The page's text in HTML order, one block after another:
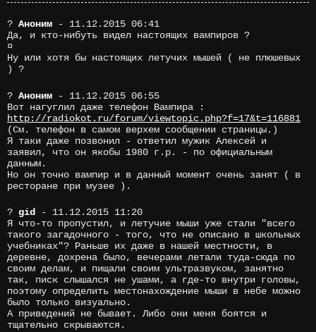
? Аноним - 11.12.2015 06:41
Да, и кто-нибуть видел настоящих вампиров ?
¤
Ну или хотя бы настоящих летучих мышей ( не плюшевых
) ?
? Аноним - 11.12.2015 06:55
Вот нагуглил даже телефон Вампира :
http://radiokot.ru/forum/viewtopic.php?f=17&t=116881
(См. телефон в самом верхем сообщении страницы.)
Я таки даже позвонил - ответил мужик Алексей и
заявил, что он якобы 1980 г.р. - по официальным
данным.
Но он точно вампир и в данный момент очень занят ( в
ресторане при музее ).
? gid
- 11.12.2015 11:20
Я что-то пропустил, и летучие мыши уже стали "всего
такого загадочного - того, что не описано в школьных
учебниках"? Раньше их даже в нашей местности, в
деревне, дохрена было, вечерами летали туда-сюда по
своим делам, и пищали своим ультразвуком, занятно
так, писк слышался не ушами, а где-то внутри головы,
поэтому определить местонахождение мыши в небе можно
было только визуально.
А приведений не бывает. Либо они меня боятся и
тщательно скрываются.